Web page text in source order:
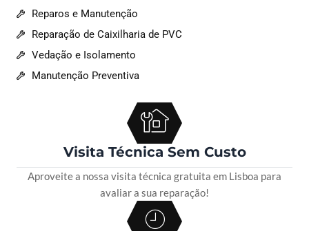
Reparos e Manutenção
Reparação de Caixilharia de PVC
Vedação e Isolamento
Manutenção Preventiva
Visita Técnica Sem Custo
Aproveite a nossa visita técnica gratuita em Lisboa para
avaliar a sua reparação!